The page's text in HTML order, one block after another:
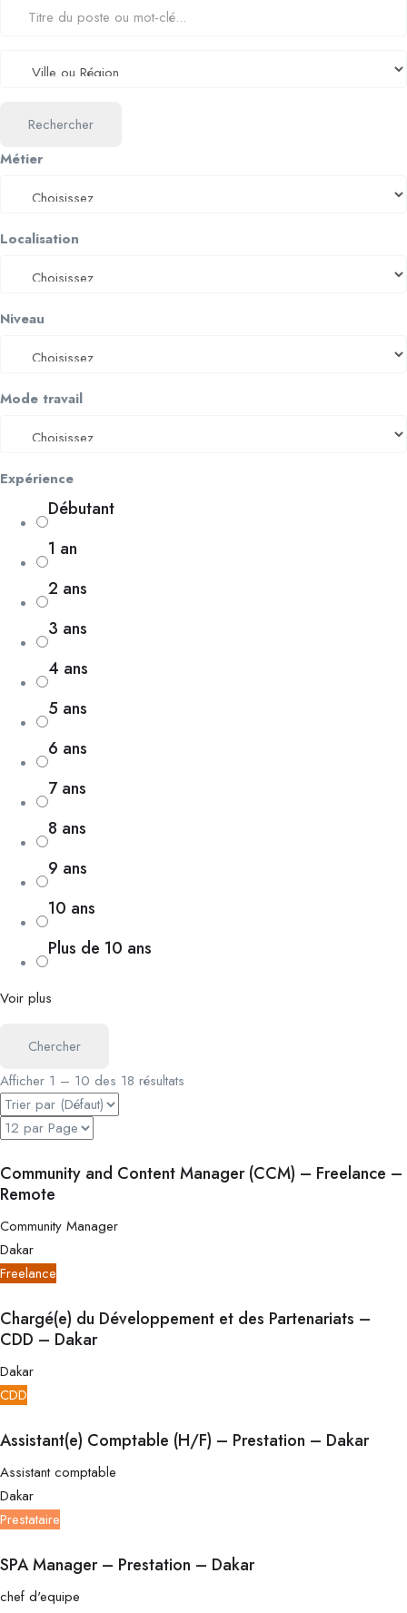
Rechercher
Métier
Localisation
Niveau
Mode travail
Expérience
Débutant
1 an
2 ans
3 ans
4 ans
5 ans
6 ans
7 ans
8 ans
9 ans
10 ans
Plus de 10 ans
Voir plus
Chercher
Afficher 1 – 10 des 18 résultats
Community and Content Manager (CCM) – Freelance –
Remote
Community Manager
Dakar
Freelance
Chargé(e) du Développement et des Partenariats –
CDD – Dakar
Dakar
CDD
Assistant(e) Comptable (H/F) – Prestation – Dakar
Assistant comptable
Dakar
Prestataire
SPA Manager – Prestation – Dakar
chef d'equipe